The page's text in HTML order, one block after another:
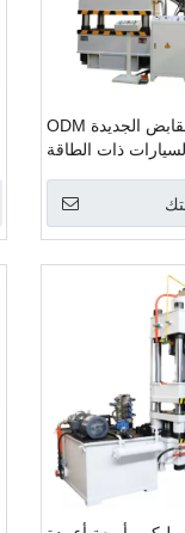
لوحة غطاء القابض الجديدة ODM
ذات الطاقة
العمودي الخاصة